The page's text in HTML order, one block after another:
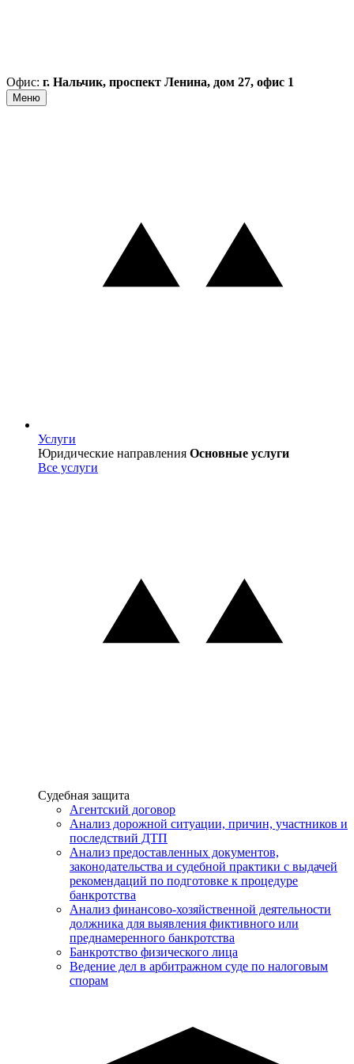
Офис: г. Нальчик, проспект Ленина, дом 27, офис 1
Меню
Услуги
Услуги
Юридические направления Основные услуги
Все услуги
Услуги
Судебная защита
Агентский договор
Анализ дорожной ситуации, причин, участников и
последствий ДТП
Анализ предоставленных документов,
законодательства и судебной практики с выдачей
рекомендаций по подготовке к процедуре
банкротства
Анализ финансово-хозяйственной деятельности
должника для выявления фиктивного или
преднамеренного банкротства
Банкротство физического лица
Ведение дел в арбитражном суде по налоговым
спорам